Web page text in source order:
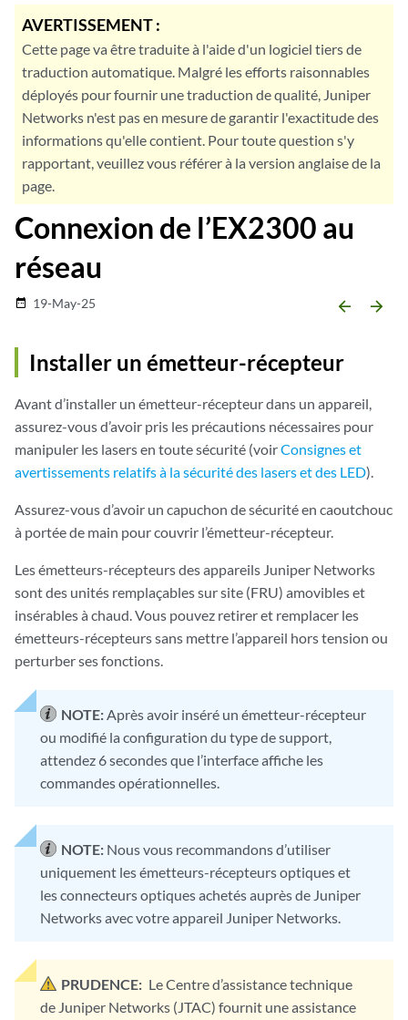
AVERTISSEMENT :
Cette page va être traduite à l'aide d'un logiciel tiers de
traduction automatique. Malgré les efforts raisonnables
déployés pour fournir une traduction de qualité, Juniper
Networks n'est pas en mesure de garantir l'exactitude des
informations qu'elle contient. Pour toute question s'y
rapportant, veuillez vous référer à la version anglaise de la
page.
Connexion de l’EX2300 au
réseau
date_range 19-May-25 arrow_backward arrow_forward
Installer un émetteur-récepteur
Avant d’installer un émetteur-récepteur dans un appareil,
assurez-vous d’avoir pris les précautions nécessaires pour
manipuler les lasers en toute sécurité (voirConsignes et
avertissements relatifs à la sécurité des lasers et des LED).
Assurez-vous d’avoir un capuchon de sécurité en caoutchouc
à portée de main pour couvrir l’émetteur-récepteur.
Les émetteurs-récepteurs des appareils Juniper Networks
sont des unités remplaçables sur site (FRU) amovibles et
insérables à chaud. Vous pouvez retirer et remplacer les
émetteurs-récepteurs sans mettre l’appareil hors tension ou
perturber ses fonctions.
NOTE:Après avoir inséré un émetteur-récepteur
ou modifié la configuration du type de support,
attendez 6 secondes que l’interface affiche les
commandes opérationnelles.
NOTE: Nous vous recommandons d’utiliser
uniquement les émetteurs-récepteurs optiques et
les connecteurs optiques achetés auprès de Juniper
Networks avec votre appareil Juniper Networks.
PRUDENCE: Le Centre d’assistance technique
de Juniper Networks (JTAC) fournit une assistance